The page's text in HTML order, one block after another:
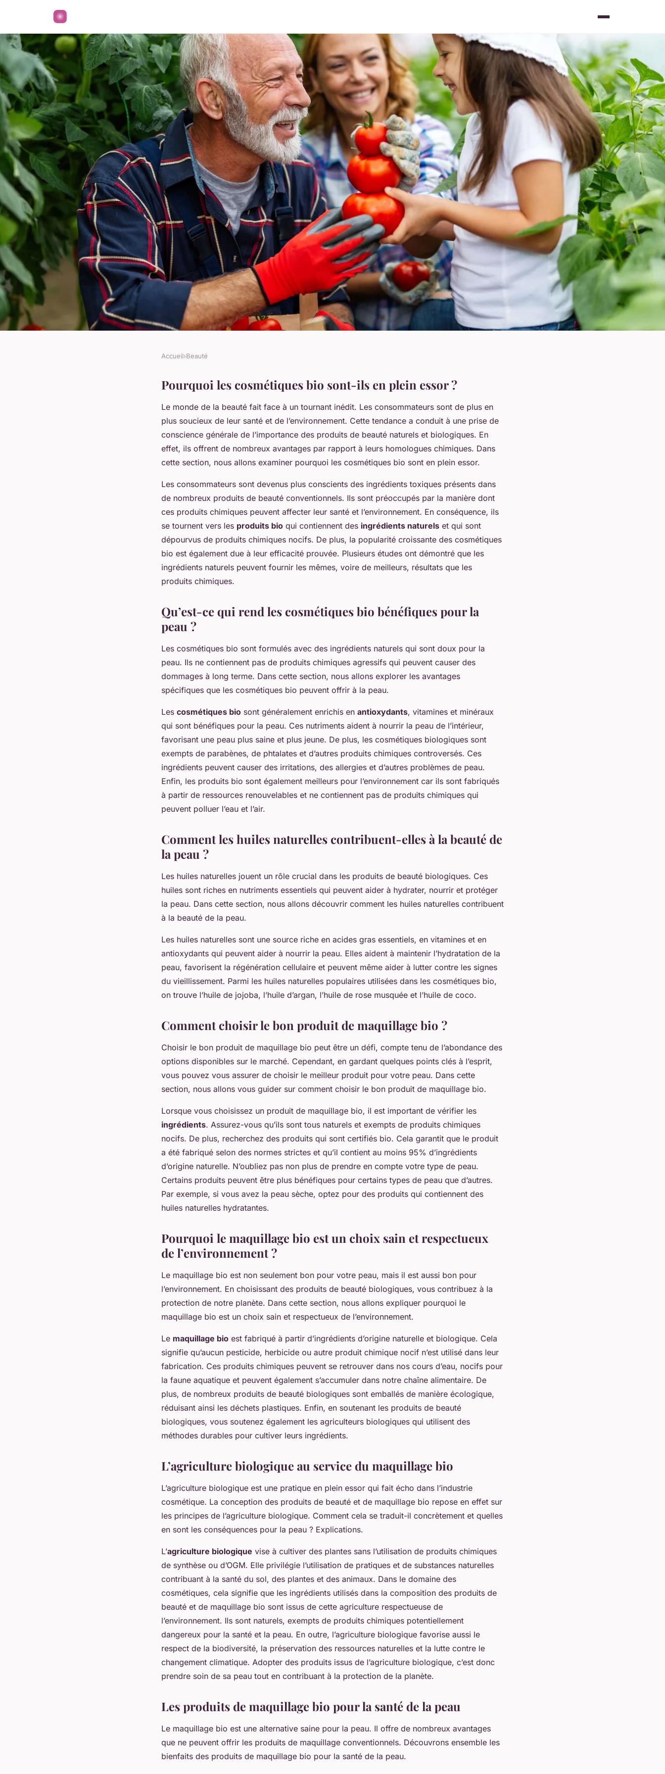
Quels sont les avantages du
maquillage biologique pour la peau ?
Accueil›Beauté
Pourquoi les cosmétiques bio sont-ils en plein essor ?
Le monde de la beauté fait face à un tournant inédit. Les consommateurs sont de plus en
plus soucieux de leur santé et de l’environnement. Cette tendance a conduit à une prise de
conscience générale de l’importance des produits de beauté naturels et biologiques. En
effet, ils offrent de nombreux avantages par rapport à leurs homologues chimiques. Dans
cette section, nous allons examiner pourquoi les cosmétiques bio sont en plein essor.
Les consommateurs sont devenus plus conscients des ingrédients toxiques présents dans
de nombreux produits de beauté conventionnels. Ils sont préoccupés par la manière dont
ces produits chimiques peuvent affecter leur santé et l’environnement. En conséquence, ils
se tournent vers les produits bio qui contiennent des ingrédients naturels et qui sont
dépourvus de produits chimiques nocifs. De plus, la popularité croissante des cosmétiques
bio est également due à leur efficacité prouvée. Plusieurs études ont démontré que les
ingrédients naturels peuvent fournir les mêmes, voire de meilleurs, résultats que les
produits chimiques.
Qu’est-ce qui rend les cosmétiques bio bénéfiques pour la
peau ?
Les cosmétiques bio sont formulés avec des ingrédients naturels qui sont doux pour la
peau. Ils ne contiennent pas de produits chimiques agressifs qui peuvent causer des
dommages à long terme. Dans cette section, nous allons explorer les avantages
spécifiques que les cosmétiques bio peuvent offrir à la peau.
Les cosmétiques bio sont généralement enrichis en antioxydants, vitamines et minéraux
qui sont bénéfiques pour la peau. Ces nutriments aident à nourrir la peau de l’intérieur,
favorisant une peau plus saine et plus jeune. De plus, les cosmétiques biologiques sont
exempts de parabènes, de phtalates et d’autres produits chimiques controversés. Ces
ingrédients peuvent causer des irritations, des allergies et d’autres problèmes de peau.
Enfin, les produits bio sont également meilleurs pour l’environnement car ils sont fabriqués
à partir de ressources renouvelables et ne contiennent pas de produits chimiques qui
peuvent polluer l’eau et l’air.
Comment les huiles naturelles contribuent-elles à la beauté de
la peau ?
Les huiles naturelles jouent un rôle crucial dans les produits de beauté biologiques. Ces
huiles sont riches en nutriments essentiels qui peuvent aider à hydrater, nourrir et protéger
la peau. Dans cette section, nous allons découvrir comment les huiles naturelles contribuent
à la beauté de la peau.
Les huiles naturelles sont une source riche en acides gras essentiels, en vitamines et en
antioxydants qui peuvent aider à nourrir la peau. Elles aident à maintenir l’hydratation de la
peau, favorisent la régénération cellulaire et peuvent même aider à lutter contre les signes
du vieillissement. Parmi les huiles naturelles populaires utilisées dans les cosmétiques bio,
on trouve l’huile de jojoba, l’huile d’argan, l’huile de rose musquée et l’huile de coco.
Comment choisir le bon produit de maquillage bio ?
Choisir le bon produit de maquillage bio peut être un défi, compte tenu de l’abondance des
options disponibles sur le marché. Cependant, en gardant quelques points clés à l’esprit,
vous pouvez vous assurer de choisir le meilleur produit pour votre peau. Dans cette
section, nous allons vous guider sur comment choisir le bon produit de maquillage bio.
Lorsque vous choisissez un produit de maquillage bio, il est important de vérifier les
ingrédients. Assurez-vous qu’ils sont tous naturels et exempts de produits chimiques
nocifs. De plus, recherchez des produits qui sont certifiés bio. Cela garantit que le produit
a été fabriqué selon des normes strictes et qu’il contient au moins 95% d’ingrédients
d’origine naturelle. N’oubliez pas non plus de prendre en compte votre type de peau.
Certains produits peuvent être plus bénéfiques pour certains types de peau que d’autres.
Par exemple, si vous avez la peau sèche, optez pour des produits qui contiennent des
huiles naturelles hydratantes.
Pourquoi le maquillage bio est un choix sain et respectueux
de l’environnement ?
Le maquillage bio est non seulement bon pour votre peau, mais il est aussi bon pour
l’environnement. En choisissant des produits de beauté biologiques, vous contribuez à la
protection de notre planète. Dans cette section, nous allons expliquer pourquoi le
maquillage bio est un choix sain et respectueux de l’environnement.
Le maquillage bio est fabriqué à partir d’ingrédients d’origine naturelle et biologique. Cela
signifie qu’aucun pesticide, herbicide ou autre produit chimique nocif n’est utilisé dans leur
fabrication. Ces produits chimiques peuvent se retrouver dans nos cours d’eau, nocifs pour
la faune aquatique et peuvent également s’accumuler dans notre chaîne alimentaire. De
plus, de nombreux produits de beauté biologiques sont emballés de manière écologique,
réduisant ainsi les déchets plastiques. Enfin, en soutenant les produits de beauté
biologiques, vous soutenez également les agriculteurs biologiques qui utilisent des
méthodes durables pour cultiver leurs ingrédients.
L’agriculture biologique au service du maquillage bio
L’agriculture biologique est une pratique en plein essor qui fait écho dans l’industrie
cosmétique. La conception des produits de beauté et de maquillage bio repose en effet sur
les principes de l’agriculture biologique. Comment cela se traduit-il concrètement et quelles
en sont les conséquences pour la peau ? Explications.
L’agriculture biologique vise à cultiver des plantes sans l’utilisation de produits chimiques
de synthèse ou d’OGM. Elle privilégie l’utilisation de pratiques et de substances naturelles
contribuant à la santé du sol, des plantes et des animaux. Dans le domaine des
cosmétiques, cela signifie que les ingrédients utilisés dans la composition des produits de
beauté et de maquillage bio sont issus de cette agriculture respectueuse de
l’environnement. Ils sont naturels, exempts de produits chimiques potentiellement
dangereux pour la santé et la peau. En outre, l’agriculture biologique favorise aussi le
respect de la biodiversité, la préservation des ressources naturelles et la lutte contre le
changement climatique. Adopter des produits issus de l’agriculture biologique, c’est donc
prendre soin de sa peau tout en contribuant à la protection de la planète.
Les produits de maquillage bio pour la santé de la peau
Le maquillage bio est une alternative saine pour la peau. Il offre de nombreux avantages
que ne peuvent offrir les produits de maquillage conventionnels. Découvrons ensemble les
bienfaits des produits de maquillage bio pour la santé de la peau.